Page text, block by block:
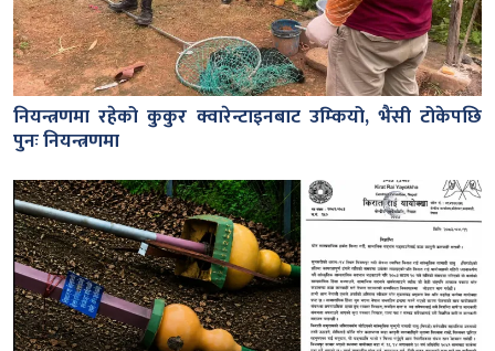
नियन्त्रणमा रहेको कुकुर क्वारेन्टाइनबाट उम्कियो, भैंसी टोकेपछि
पुनः नियन्त्रणमा